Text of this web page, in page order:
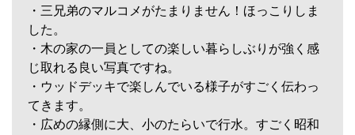
・三兄弟のマルコメがたまりません！ほっこりしま
した。
・木の家の一員としての楽しい暮らしぶりが強く感
じ取れる良い写真ですね。
・ウッドデッキで楽しんでいる様子がすごく伝わっ
てきます。
・広めの縁側に大、小のたらいで行水。すごく昭和